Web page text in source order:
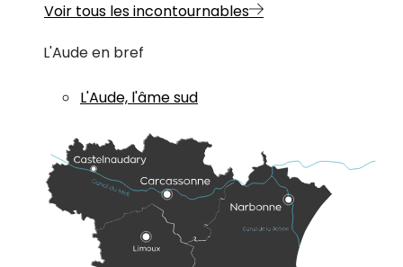
Voir tous les incontournables
L'Aude en bref
L'Aude, l'âme sud